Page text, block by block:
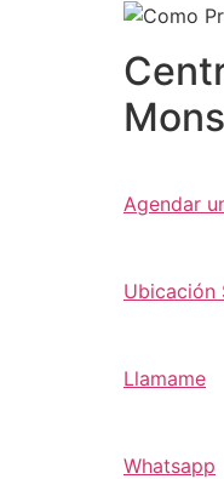
Agendar
Ubicación
Llamame
Whatsapp